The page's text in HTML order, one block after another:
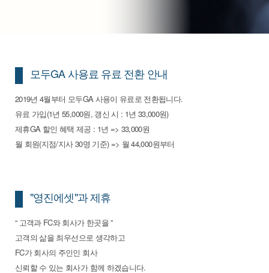
모두GA 사용료 유료 전환 안내
2019년 4월부터 모두GA 사용이 유료로 전환됩니다.
유료 가입(1년 55,000원, 갱신 시 : 1년 33,000원)
제휴GA 할인 혜택 제공 : 1년 => 33,000원
월 회원(지점/지사 30명 기준) => 월 44,000원부터
"영진에셋"과 제휴
“ 고객과 FC와 회사가 한곳을 ”
고객의 삶을 최우선으로 생각하고
FC가 회사의 주인인 회사
신뢰할 수 있는 회사가 함께 하겠습니다.